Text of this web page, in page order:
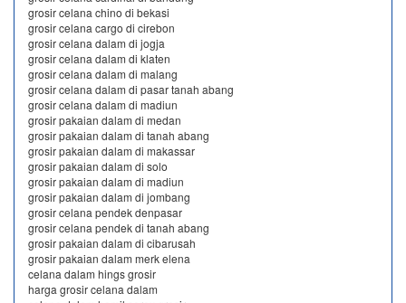
grosir celana chino di bekasi
grosir celana cargo di cirebon
grosir celana dalam di jogja
grosir celana dalam di klaten
grosir celana dalam di malang
grosir celana dalam di pasar tanah abang
grosir celana dalam di madiun
grosir pakaian dalam di medan
grosir pakaian dalam di tanah abang
grosir pakaian dalam di makassar
grosir pakaian dalam di solo
grosir pakaian dalam di madiun
grosir pakaian dalam di jombang
grosir celana pendek denpasar
grosir celana pendek di tanah abang
grosir pakaian dalam di cibarusah
grosir pakaian dalam merk elena
celana dalam hings grosir
harga grosir celana dalam